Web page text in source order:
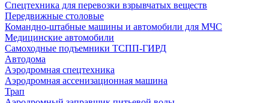
Спецтехника для перевозки взрывчатых веществ
Передвижные столовые
Командно-штабные машины и автомобили для МЧС
Медицинские автомобили
Самоходные подъемники ТСПП-ГИРД
Автодома
Аэродромная спецтехника
Аэродромная ассенизационная машина
Трап